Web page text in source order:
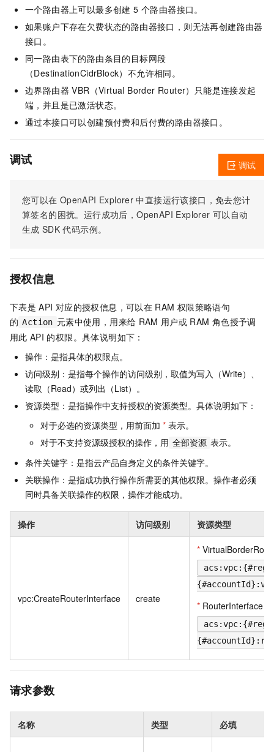
一个路由器上可以最多创建 5 个路由器接口。
如果账户下存在欠费状态的路由器接口，则无法再创建路由器
接口。
同一路由表下的路由条目的目标网段
（DestinationCidrBlock）不允许相同。
边界路由器 VBR（Virtual Border Router）只能是连接发起
端，并且是已激活状态。
通过本接口可以创建预付费和后付费的路由器接口。
调试
您可以在 OpenAPI Explorer 中直接运行该接口，免去您计
算签名的困扰。运行成功后，OpenAPI Explorer 可以自动
生成 SDK 代码示例。
调试
授权信息
下表是 API 对应的授权信息，可以在 RAM 权限策略语句
的 Action 元素中使用，用来给 RAM 用户或 RAM 角色授予调
用此 API 的权限。具体说明如下：
操作：是指具体的权限点。
访问级别：是指每个操作的访问级别，取值为写入（Write）、
读取（Read）或列出（List）。
资源类型：是指操作中支持授权的资源类型。具体说明如下：
对于必选的资源类型，用前面加 * 表示。
对于不支持资源级授权的操作，用 全部资源 表示。
条件关键字：是指云产品自身定义的条件关键字。
关联操作：是指成功执行操作所需要的其他权限。操作者必须
同时具备关联操作的权限，操作才能成功。
操作 访问级别 资源类型
vpc:CreateRouterInterface create
*
* RouterInterface
请求参数
名称 类型 必填